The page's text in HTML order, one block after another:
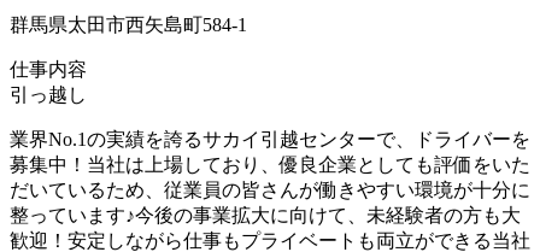
群馬県太田市西矢島町584-1
仕事内容
引っ越し
業界No.1の実績を誇るサカイ引越センターで、ドライバーを
募集中！当社は上場しており、優良企業としても評価をいた
だいているため、従業員の皆さんが働きやすい環境が十分に
整っています♪今後の事業拡大に向けて、未経験者の方も大
歓迎！安定しながら仕事もプライベートも両立ができる当社